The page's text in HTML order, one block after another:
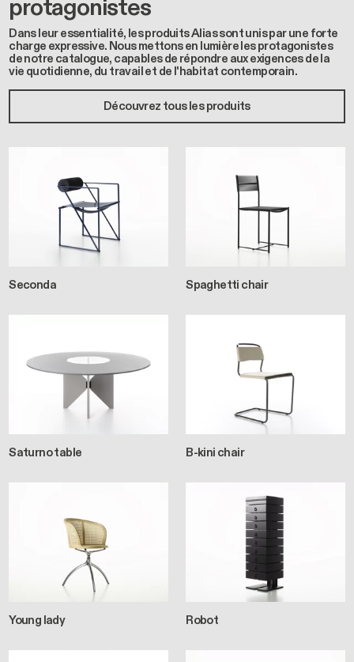
protagonistes
Dans leur essentialité, les produits Alias sont unis par une forte
charge expressive. Nous mettons en lumière les protagonistes
de notre catalogue, capables de répondre aux exigences de la
vie quotidienne, du travail et de l'habitat contemporain.
Découvrez tous les produits
Seconda Spaghetti chair
Saturno table B-kini chair
Young lady Robot